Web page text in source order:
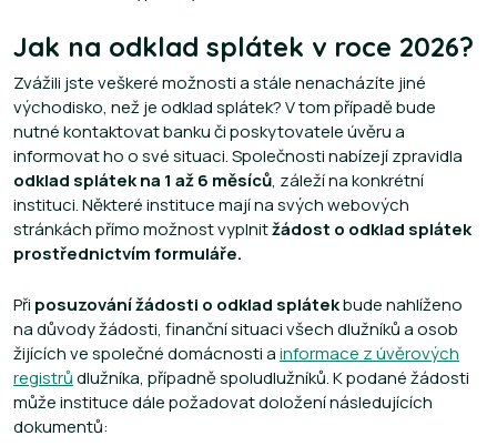
Jak na odklad splátek v roce 2026?
Zvážili jste veškeré možnosti a stále nenacházíte jiné
východisko, než je odklad splátek? V tom případě bude
nutné kontaktovat banku či poskytovatele úvěru a
informovat ho o své situaci. Společnosti nabízejí zpravidla
odklad splátek na 1 až 6 měsíců, záleží na konkrétní
instituci. Některé instituce mají na svých webových
stránkách přímo možnost vyplnitžádost o odklad splátek
prostřednictvím formuláře.
Při posuzování žádosti o odklad splátekbude nahlíženo
na důvody žádosti, finanční situaci všech dlužníků a osob
žijících ve společné domácnosti ainformace z úvěrových
registrůdlužníka, případně spoludlužníků. K podané žádosti
může instituce dále požadovat doložení následujících
dokumentů: